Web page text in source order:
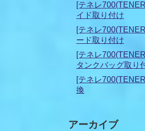
[テネレ
イド取り付け
[テネレ
ード取り付け
[テネレ
タンクバッグ取り
[テネレ
換
アーカイブ